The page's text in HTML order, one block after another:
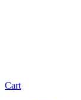
Cart